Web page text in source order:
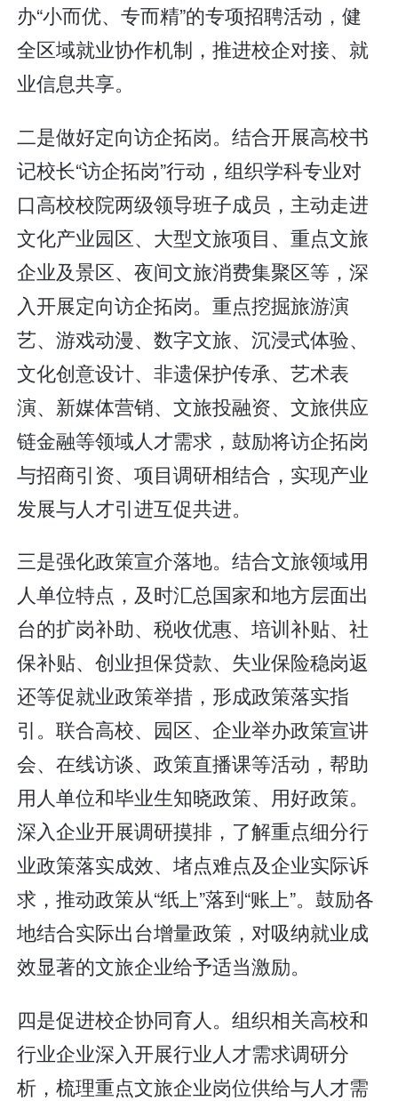
办“小而优、专而精”的专项招聘活动，健
全区域就业协作机制，推进校企对接、就
业信息共享。
二是做好定向访企拓岗。结合开展高校书
记校长“访企拓岗”行动，组织学科专业对
口高校校院两级领导班子成员，主动走进
文化产业园区、大型文旅项目、重点文旅
企业及景区、夜间文旅消费集聚区等，深
入开展定向访企拓岗。重点挖掘旅游演
艺、游戏动漫、数字文旅、沉浸式体验、
文化创意设计、非遗保护传承、艺术表
演、新媒体营销、文旅投融资、文旅供应
链金融等领域人才需求，鼓励将访企拓岗
与招商引资、项目调研相结合，实现产业
发展与人才引进互促共进。
三是强化政策宣介落地。结合文旅领域用
人单位特点，及时汇总国家和地方层面出
台的扩岗补助、税收优惠、培训补贴、社
保补贴、创业担保贷款、失业保险稳岗返
还等促就业政策举措，形成政策落实指
引。联合高校、园区、企业举办政策宣讲
会、在线访谈、政策直播课等活动，帮助
用人单位和毕业生知晓政策、用好政策。
深入企业开展调研摸排，了解重点细分行
业政策落实成效、堵点难点及企业实际诉
求，推动政策从“纸上”落到“账上”。鼓励各
地结合实际出台增量政策，对吸纳就业成
效显著的文旅企业给予适当激励。
四是促进校企协同育人。组织相关高校和
行业企业深入开展行业人才需求调研分
析，梳理重点文旅企业岗位供给与人才需